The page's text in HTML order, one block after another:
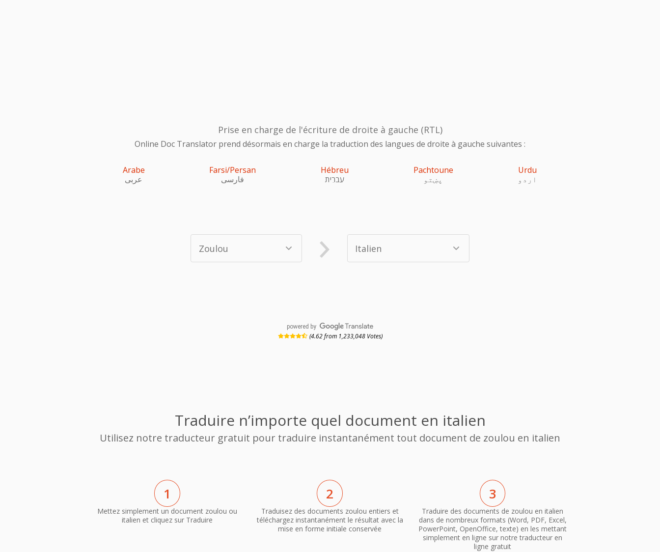
Prise en charge de l'écriture de droite à gauche (RTL)
Online Doc Translator prend désormais en charge la traduction des langues de droite à gauche suivantes :
Arabe
عربى
Farsi/Persan
فارسی
Hébreu
עִברִית
Pachtoune
پښتو
Urdu
اردو
powered by
(4.62 from 1,233,048 Votes)
Traduire n’importe quel document en italien
Utilisez notre traducteur gratuit pour traduire instantanément tout document de zoulou en italien
1
Mettez simplement un document zoulou ou
italien et cliquez sur Traduire
2
Traduisez des documents zoulou entiers et
téléchargez instantanément le résultat avec la
mise en forme initiale conservée
3
Traduire des documents de zoulou en italien
dans de nombreux formats (Word, PDF, Excel,
PowerPoint, OpenOffice, texte) en les mettant
simplement en ligne sur notre traducteur en
ligne gratuit